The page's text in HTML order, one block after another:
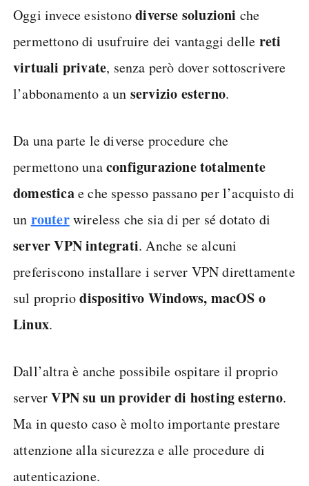
Oggi invece esistonodiverse soluzioni che
permettono di usufruire dei vantaggi delle reti
virtuali private, senza però dover sottoscrivere
l’abbonamento a un servizio esterno.
Da una parte le diverse procedure che
permettono unaconfigurazione totalmente
domesticae che spesso passano per l’acquisto di
un routerwireless che sia di per sé dotato di
server VPN integrati. Anche se alcuni
preferiscono installare i server VPN direttamente
sul propriodispositivo Windows, macOS o
Linux.
Dall’altra è anche possibile ospitare il proprio
serverVPN su un provider di hosting esterno.
Ma in questo caso è molto importante prestare
attenzione alla sicurezza e alle procedure di
autenticazione.